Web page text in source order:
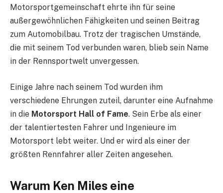
Motorsportgemeinschaft ehrte ihn für seine
außergewöhnlichen Fähigkeiten und seinen Beitrag
zum Automobilbau. Trotz der tragischen Umstände,
die mit seinem Tod verbunden waren, blieb sein Name
in der Rennsportwelt unvergessen.
Einige Jahre nach seinem Tod wurden ihm
verschiedene Ehrungen zuteil, darunter eine Aufnahme
in die Motorsport Hall of Fame. Sein Erbe als einer
der talentiertesten Fahrer und Ingenieure im
Motorsport lebt weiter. Und er wird als einer der
größten Rennfahrer aller Zeiten angesehen.
Warum Ken Miles eine